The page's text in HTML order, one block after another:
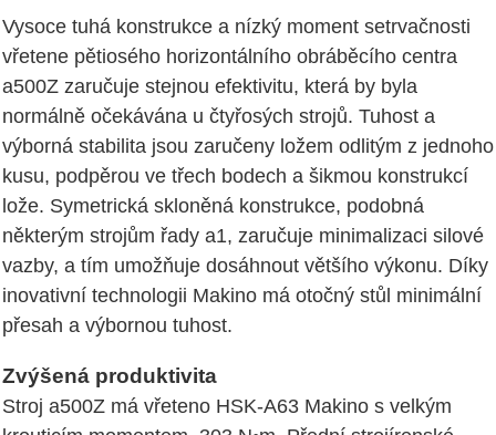
Vysoce tuhá konstrukce a nízký moment setrvačnosti
vřetene pětiosého horizontálního obráběcího centra
a500Z zaručuje stejnou efektivitu, která by byla
normálně očekávána u čtyřosých strojů. Tuhost a
výborná stabilita jsou zaručeny ložem odlitým z jednoho
kusu, podpěrou ve třech bodech a šikmou konstrukcí
lože. Symetrická skloněná konstrukce, podobná
některým strojům řady a1, zaručuje minimalizaci silové
vazby, a tím umožňuje dosáhnout většího výkonu. Díky
inovativní technologii Makino má otočný stůl minimální
přesah a výbornou tuhost.
Zvýšená produktivita
Stroj a500Z má vřeteno HSK-A63 Makino s velkým